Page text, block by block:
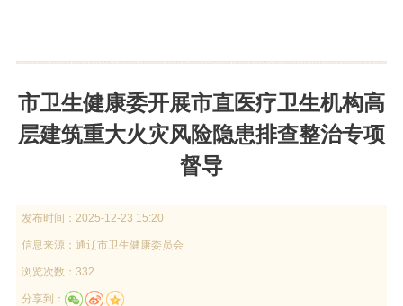
市卫生健康委开展市直医疗卫生机构高
层建筑重大火灾风险隐患排查整治专项
督导
发布时间： 2025-12-23 15:20
信息来源： 通辽市卫生健康委员会
浏览次数：332
分享到：